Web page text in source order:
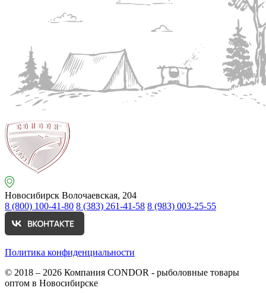
Новосибирск Волочаевская, 204
8 (800) 100-41-80 8 (383) 261-41-58 8 (983) 003-25-55
Политика конфиденциальности
© 2018 – 2026 Компания CONDOR - рыболовные товары
оптом в Новосибирске